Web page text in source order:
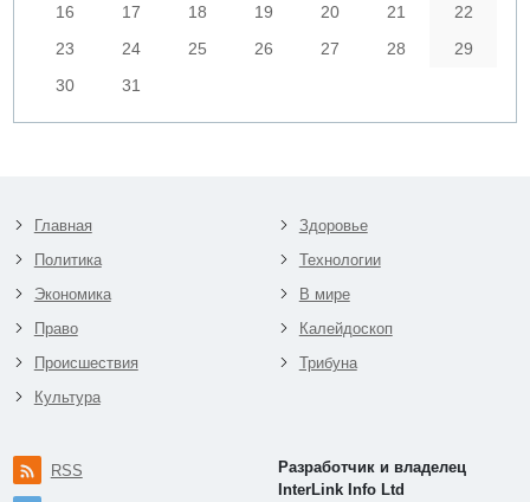
16
17 18 19 20 21
22
23
24 25 26 27 28
29
30
31
Главная
Политика
Экономика
Право
Происшествия
Культура
Здоровье
Технологии
В мире
Калейдоскоп
Трибуна
RSS
Разработчик и владелец
InterLink Info Ltd